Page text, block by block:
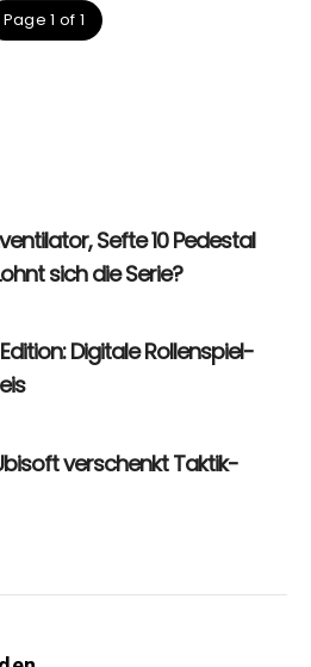
Page 1 of 1